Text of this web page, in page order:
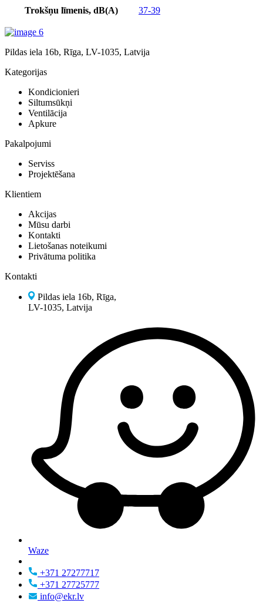
Trokšņu līmenis, dB(A) 37-39
Pildas iela 16b, Rīga, LV-1035, Latvija
Kategorijas
Kondicionieri
Siltumsūkņi
Ventilācija
Apkure
Pakalpojumi
Serviss
Projektēšana
Klientiem
Akcijas
Mūsu darbi
Kontakti
Lietošanas noteikumi
Privātuma politika
Kontakti
Pildas iela 16b, Rīga,
LV-1035, Latvija
Waze
+371 27277717
+371 27725777
info@ekr.lv